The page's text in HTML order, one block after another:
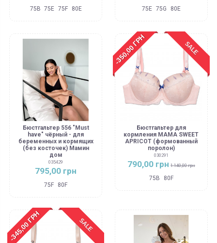
75B 75E 75F 80E 75E 75G 80E
Бюстгальтер 556 "Must
have" чёрный - для
беременных и кормящих
(без косточек) Мамин
дом
035429
795,00 грн
75F 80F
SALE
-350,00 ГРН
Бюстгальтер для
кормления MAMA SWEET
APRICOT (формованный
поролон)
030291
790,00 грн 1 140,00 грн
75B 80F
SALE
-345,00 ГРН